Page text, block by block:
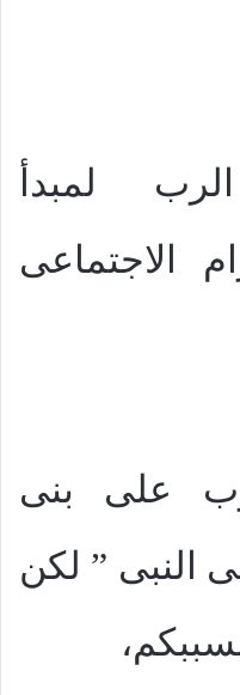
لمبدأ
الاجتماعى
على بنى
النبى ” لكن